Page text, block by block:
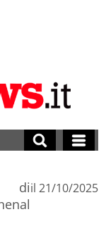
diil 21/10/2025